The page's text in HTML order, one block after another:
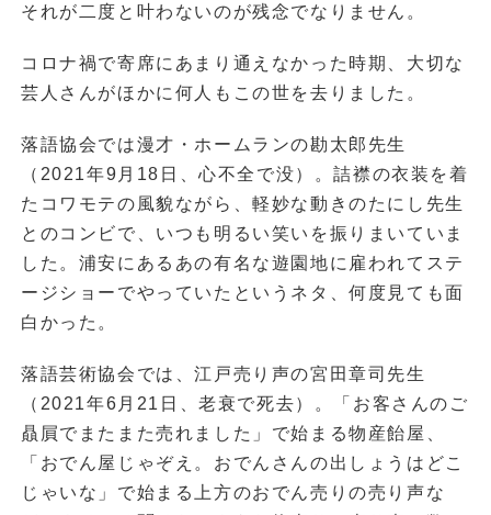
それが二度と叶わないのが残念でなりません。
コロナ禍で寄席にあまり通えなかった時期、大切な
芸人さんがほかに何人もこの世を去りました。
落語協会では漫才・ホームランの勘太郎先生
（2021年9月18日、心不全で没）。詰襟の衣装を着
たコワモテの風貌ながら、軽妙な動きのたにし先生
とのコンビで、いつも明るい笑いを振りまいていま
した。浦安にあるあの有名な遊園地に雇われてステ
ージショーでやっていたというネタ、何度見ても面
白かった。
落語芸術協会では、江戸売り声の宮田章司先生
（2021年6月21日、老衰で死去）。「お客さんのご
贔屓でまたまた売れました」で始まる物産飴屋、
「おでん屋じゃぞえ。おでんさんの出しょうはどこ
じゃいな」で始まる上方のおでん売りの売り声な